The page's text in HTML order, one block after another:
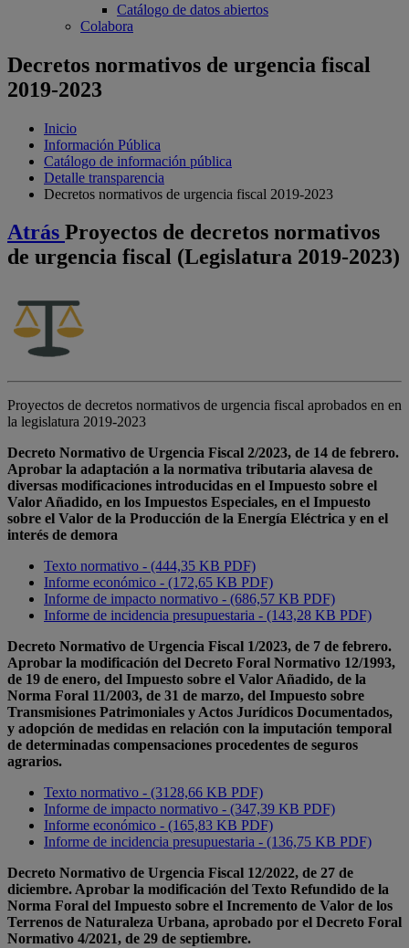
Catálogo de datos abiertos
Colabora
Decretos normativos de urgencia fiscal
2019-2023
Inicio
Información Pública
Catálogo de información pública
Detalle transparencia
Decretos normativos de urgencia fiscal 2019-2023
Atrás Proyectos de decretos normativos
de urgencia fiscal (Legislatura 2019-2023)
Proyectos de decretos normativos de urgencia fiscal aprobados en en
la legislatura 2019-2023
Decreto Normativo de Urgencia Fiscal 2/2023, de 14 de febrero.
Aprobar la adaptación a la normativa tributaria alavesa de
diversas modificaciones introducidas en el Impuesto sobre el
Valor Añadido, en los Impuestos Especiales, en el Impuesto
sobre el Valor de la Producción de la Energía Eléctrica y en el
interés de demora
Texto normativo - (444,35 KB PDF)
Informe económico - (172,65 KB PDF)
Informe de impacto normativo - (686,57 KB PDF)
Informe de incidencia presupuestaria - (143,28 KB PDF)
Decreto Normativo de Urgencia Fiscal 1/2023, de 7 de febrero.
Aprobar la modificación del Decreto Foral Normativo 12/1993,
de 19 de enero, del Impuesto sobre el Valor Añadido, de la
Norma Foral 11/2003, de 31 de marzo, del Impuesto sobre
Transmisiones Patrimoniales y Actos Jurídicos Documentados,
y adopción de medidas en relación con la imputación temporal
de determinadas compensaciones procedentes de seguros
agrarios.
Texto normativo - (3128,66 KB PDF)
Informe de impacto normativo - (347,39 KB PDF)
Informe económico - (165,83 KB PDF)
Informe de incidencia presupuestaria - (136,75 KB PDF)
Decreto Normativo de Urgencia Fiscal 12/2022, de 27 de
diciembre. Aprobar la modificación del Texto Refundido de la
Norma Foral del Impuesto sobre el Incremento de Valor de los
Terrenos de Naturaleza Urbana, aprobado por el Decreto Foral
Normativo 4/2021, de 29 de septiembre.